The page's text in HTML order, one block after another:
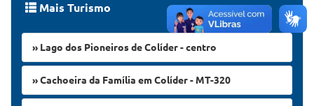
Mais Turismo
» Lago dos Pioneiros de Colíder - centro
» Cachoeira da Família em Colíder - MT-320